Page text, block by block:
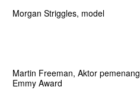
Morgan Striggles, model
Martin Freeman, Aktor pemenang
Emmy Award